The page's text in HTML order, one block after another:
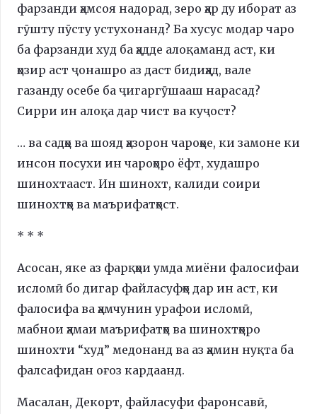
фарзанди ҳамсоя надорад, зеро ҳар ду иборат аз
гӯшту пӯсту устухонанд? Ба хусус модар чаро
ба фарзанди худ ба ҳадде алоқаманд аст, ки
ҳозир аст ҷонашро аз даст бидиҳад, вале
газанду осебе ба ҷигаргӯшааш нарасад?
Сирри ин алоқа дар чист ва куҷост?
… ва садҳо ва шояд ҳазорон чароҳое, ки замоне ки
инсон посухи ин чароҳоро ёфт, худашро
шинохтааст. Ин шинохт, калиди соири
шинохтҳо ва маърифатҳост.
* * *
Асосан, яке аз фарқҳои умда миёни фалосифаи
исломӣ бо дигар файласуфҳо дар ин аст, ки
фалосифа ва ҳамчунин урафои исломӣ,
мабнои ҳамаи маърифатҳо ва шинохтҳоро
шинохти “худ” медонанд ва аз ҳамин нуқта ба
фалсафидан оғоз кардаанд.
Масалан, Декорт, файласуфи фаронсавӣ,